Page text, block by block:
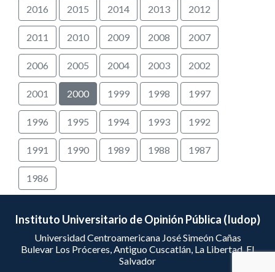
2016 2015 2014 2013 2012
2011 2010 2009 2008 2007
2006 2005 2004 2003 2002
2001 2000 1999 1998 1997
1996 1995 1994 1993 1992
1991 1990 1989 1988 1987
1986
Instituto Universitario de Opinión Pública (Iudop)
Universidad Centroamericana José Simeón Cañas
Bulevar Los Próceres, Antiguo Cuscatlán, La Libertad, El
Salvador